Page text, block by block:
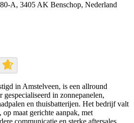
A, 3405 AK Benschop, Nederland
in Amstelveen, is een allround
gespecialiseerd in zonnepanelen,
en thuisbatterijen. Het bedrijf valt
maat gerichte aanpak, met
communicatie en sterke aftersales,